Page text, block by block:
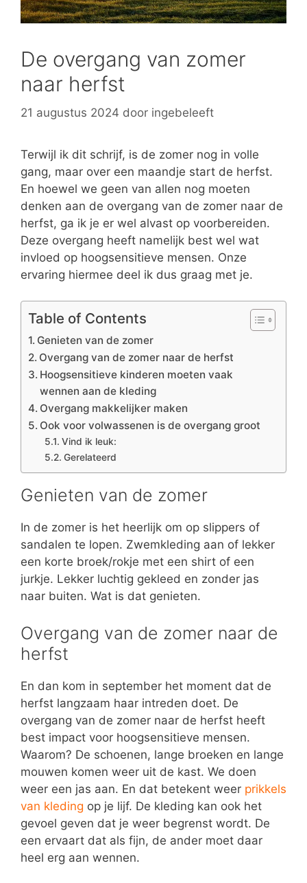
De overgang van zomer
naar herfst
21 augustus 2024 door ingebeleeft
Terwijl ik dit schrijf, is de zomer nog in volle
gang, maar over een maandje start de herfst.
En hoewel we geen van allen nog moeten
denken aan de overgang van de zomer naar de
herfst, ga ik je er wel alvast op voorbereiden.
Deze overgang heeft namelijk best wel wat
invloed op hoogsensitieve mensen. Onze
ervaring hiermee deel ik dus graag met je.
Table of Contents
Genieten van de zomer
Overgang van de zomer naar de herfst
Hoogsensitieve kinderen moeten vaak
wennen aan de kleding
Overgang makkelijker maken
Ook voor volwassenen is de overgang groot
Vind ik leuk:
Gerelateerd
Genieten van de zomer
In de zomer is het heerlijk om op slippers of
sandalen te lopen. Zwemkleding aan of lekker
een korte broek/rokje met een shirt of een
jurkje. Lekker luchtig gekleed en zonder jas
naar buiten. Wat is dat genieten.
Overgang van de zomer naar de
herfst
En dan kom in september het moment dat de
herfst langzaam haar intreden doet. De
overgang van de zomer naar de herfst heeft
best impact voor hoogsensitieve mensen.
Waarom? De schoenen, lange broeken en lange
mouwen komen weer uit de kast. We doen
weer een jas aan. En dat betekent weer prikkels
van kleding op je lijf. De kleding kan ook het
gevoel geven dat je weer begrenst wordt. De
een ervaart dat als fijn, de ander moet daar
heel erg aan wennen.